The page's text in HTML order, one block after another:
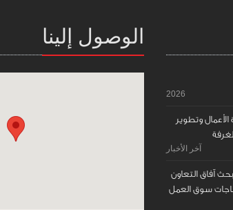
2026
الأعمال وتطوير
آخر الأخبار
آفاق التعاون
سوق العمل
الوصول إلينا